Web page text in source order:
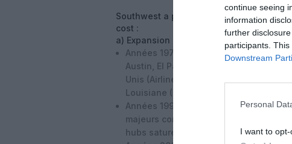
continue seeing
information
further
participants.
Downstream
Personal
I want to
Southwest a progressivement élargi son
cost :
a) Expansion géographique
Années 1970-1980
: Southwest se
Austin, El Paso, et Lubbock. Après la
Unis (Airline Deregulation Act de 1978),
Louisiane (Nouvelle-Orléans) et
Années 1990
: La compagnie devient
majeurs comme
hubs saturés des grandes